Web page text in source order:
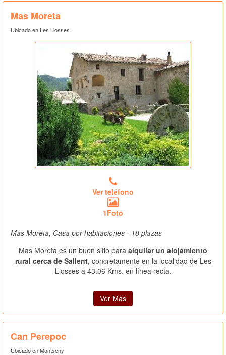
Mas Moreta
Ubicado en Les Llosses
Ver teléfono
1Foto
Mas Moreta, Casa por habitaciones - 18 plazas
Mas Moreta es un buen sitio para alquilar un alojamiento
rural cerca de Sallent, concretamente en la localidad de Les
Llosses a 43.06 Kms. en línea recta.
Ver Más
Can Perepoc
Ubicado en Montseny